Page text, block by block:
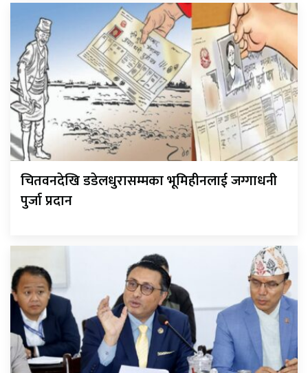
चितवनदेखि डडेलधुरासम्मका भूमिहीनलाई जग्गाधनी
पुर्जा प्रदान